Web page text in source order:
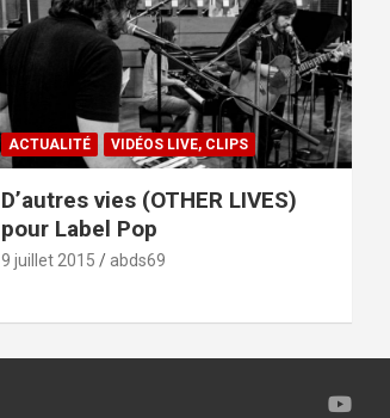
ACTUALITÉ VIDÉOS LIVE, CLIPS
D’autres vies (OTHER LIVES)
pour Label Pop
9 juillet 2015 abds69